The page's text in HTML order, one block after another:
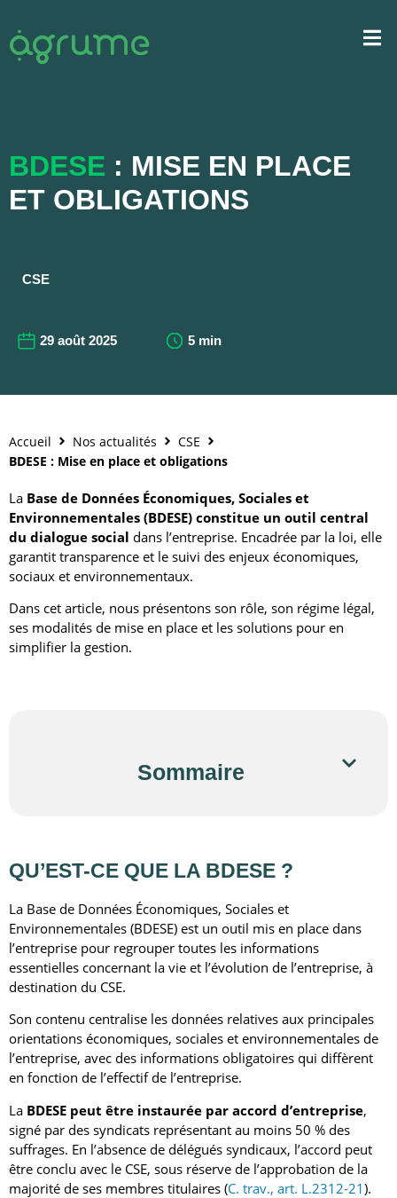
BDESE : MISE EN PLACE
ET OBLIGATIONS
CSE
29 août 2025 5 min
Accueil Nos actualités
CSE
BDESE : Mise en place et obligations
La Base de Données Économiques, Sociales et
Environnementales (BDESE) constitue un outil central
du dialogue social dans l’entreprise. Encadrée par la loi, elle
garantit transparence et le suivi des enjeux économiques,
sociaux et environnementaux.
Dans cet article, nous présentons son rôle, son régime légal,
ses modalités de mise en place et les solutions pour en
simplifier la gestion.
Sommaire
QU’EST-CE QUE LA BDESE ?
La Base de Données Économiques, Sociales et
Environnementales (BDESE) est un outil mis en place dans
l’entreprise pour regrouper toutes les informations
essentielles concernant la vie et l’évolution de l’entreprise, à
destination du CSE.
Son contenu centralise les données relatives aux principales
orientations économiques, sociales et environnementales de
l’entreprise, avec des informations obligatoires qui diffèrent
en fonction de l’effectif de l’entreprise.
La BDESE peut être instaurée par accord d’entreprise,
signé par des syndicats représentant au moins 50 % des
suffrages. En l’absence de délégués syndicaux, l’accord peut
être conclu avec le CSE, sous réserve de l’approbation de la
majorité de ses membres titulaires (C. trav., art. L.2312-21).